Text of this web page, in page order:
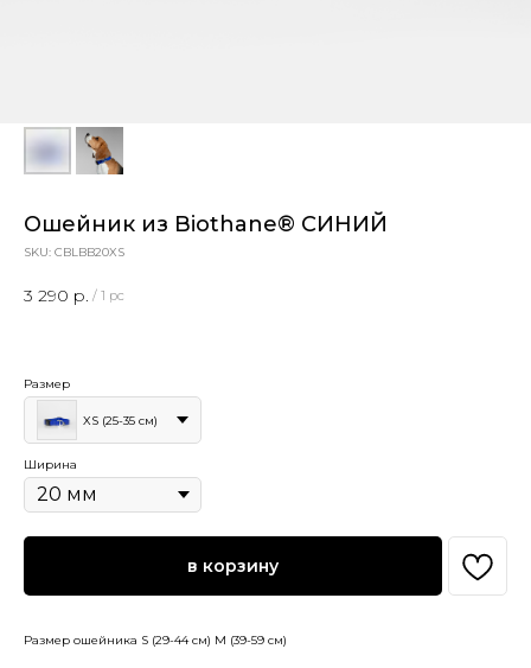
Ошейник из Biothane® СИНИЙ
SKU: CBLBB20XS
3 290 р. / 1 pc
Размер
XS (25-35 см)
Ширина
в корзину
Размер ошейника S (29-44 см) M (39-59 см)